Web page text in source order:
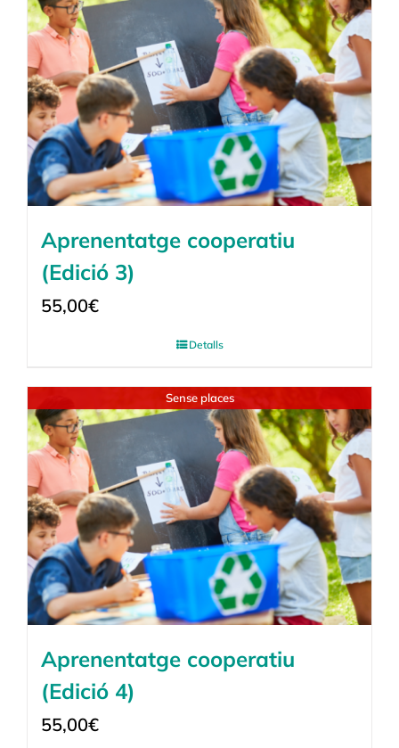
Aprenentatge cooperatiu
(Edició 3)
55,00€
Detalls
Sense places
Aprenentatge cooperatiu
(Edició 4)
55,00€